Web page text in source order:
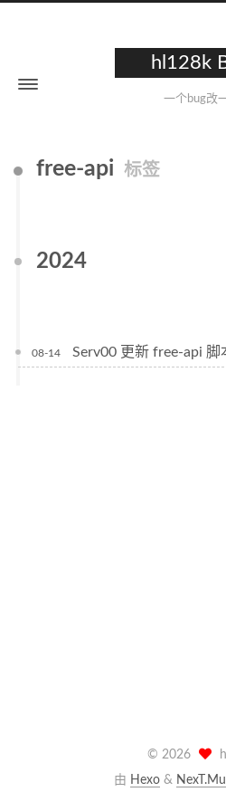
hl128k
一个bug改
free-api 标签
2024
08-14 Serv00 更新 free-api 脚
© 2026
由 Hexo&